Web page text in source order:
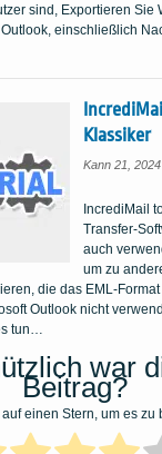
sind, Exportieren Sie
einschließlich
Klassiker
Kann 21, 2024
IncrediMail
Transfer-
auch
um zu
die das EML-
Outlook nicht
tun…
war
Beitrag?
einen Stern, um es zu